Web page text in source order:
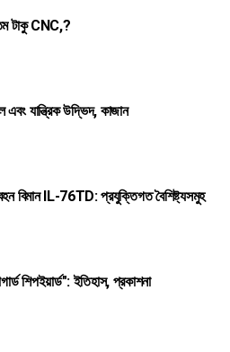
টাকু CNC,?
এবং যান্ত্রিক উদ্ভিদ, কাজান
বিমান IL-76TD: প্রযুক্তিগত বৈশিষ্ট্যসমুহ
শিপইয়ার্ড": ইতিহাস, প্রকাশনা